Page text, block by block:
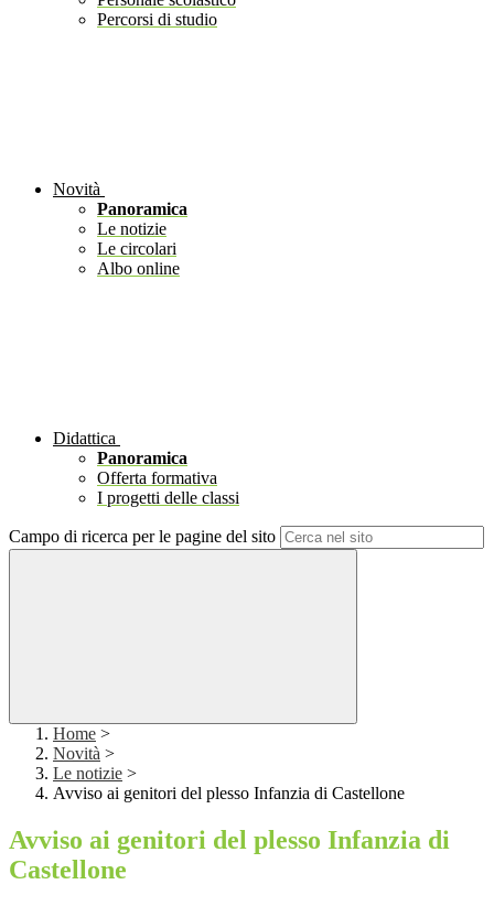
Percorsi di studio
Novità
Panoramica
Le notizie
Le circolari
Albo online
Didattica
Panoramica
Offerta formativa
I progetti delle classi
Campo di ricerca per le pagine del sito
Home >
Novità >
Le notizie >
Avviso ai genitori del plesso Infanzia di Castellone
Avviso ai genitori del plesso Infanzia di
Castellone